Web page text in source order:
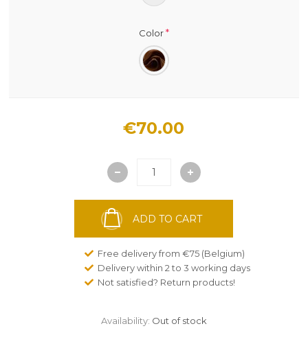
Color*
€70.00
ADD TO CART
Free delivery from €75 (Belgium)
Delivery within 2 to 3 working days
Not satisfied? Return products!
Availability: Out of stock